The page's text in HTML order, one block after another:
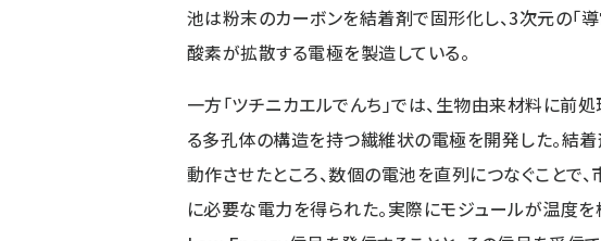
池は粉末のカーボンを結着剤で固形化し、3次元の「
酸素が拡散する電極を製造している。
一方「ツチニカエルでんち」では、生物由来材料に前
る多孔体の構造を持つ繊維状の電極を開発した。結
動作させたところ、数個の電池を直列につなぐことで
に必要な電力を得られた。実際にモジュールが温度